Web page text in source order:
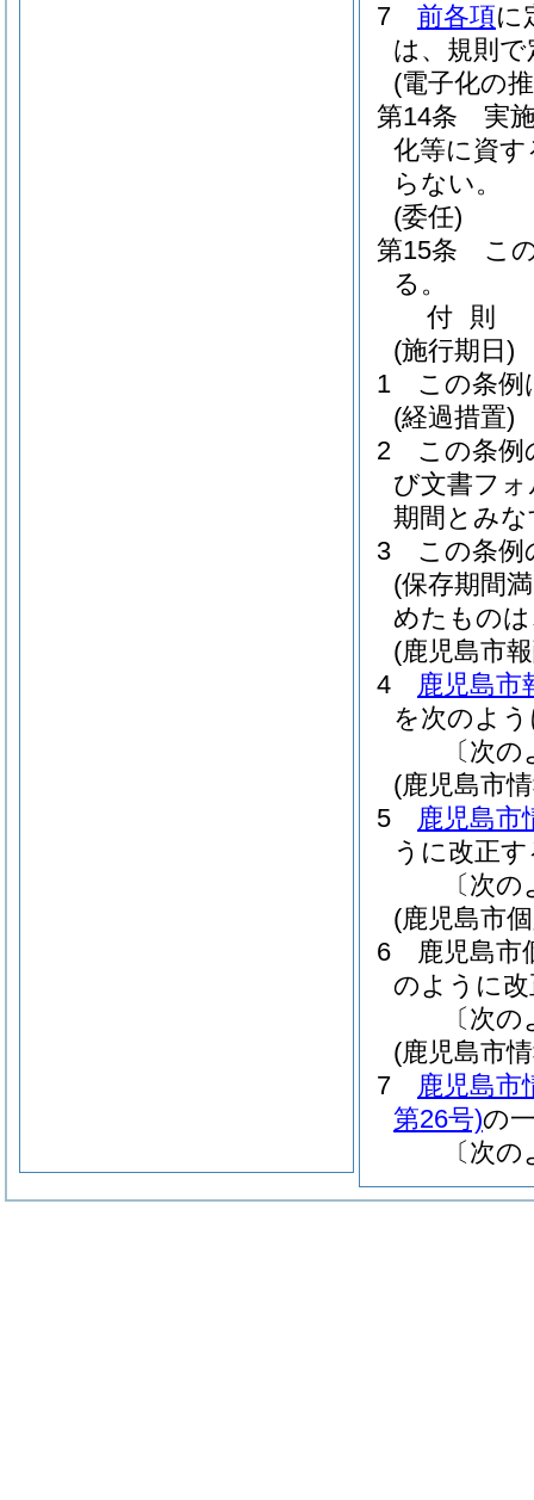
7
前各項に
は、規則
(電子化の
第14条
実
化等に資
らない。
(委任)
第15条
こ
る。
付 則
(施行期日)
1
この条例
(経過措置)
2
この条例
び文書フ
期間とみな
3
この条例
(保存期間
めたもの
(鹿児島市
4
鹿児島市
を次のよ
〔次
(鹿児島市
5
鹿児島市
うに改正
〔次
(鹿児島市
6
鹿児島市
のように
〔次
(鹿児島市
7
鹿児島市
第26号)の
〔次